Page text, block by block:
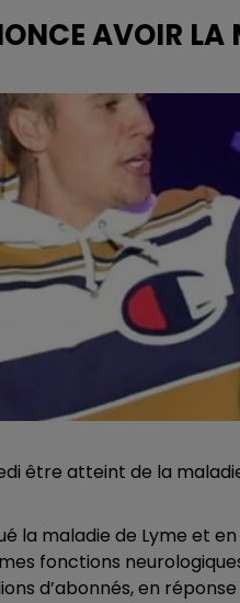
AVOIR LA
être atteint de la
la maladie de Lyme et
fonctions
d’abonnés, en